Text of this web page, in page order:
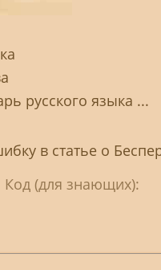
русского языка ...
в статье о
Код (для знающих):